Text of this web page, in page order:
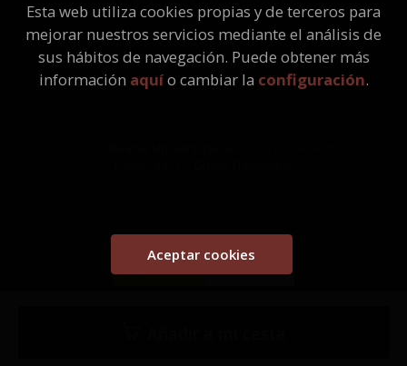
Quiénes somos
Pedidos especiales
Esta web utiliza cookies propias y de terceros para
mejorar nuestros servicios mediante el análisis de
sus hábitos de navegación. Puede obtener más
información aquío cambiar la configuración.
Aceptar cookies